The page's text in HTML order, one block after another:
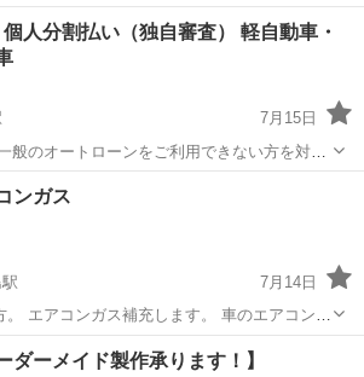
持ってる山の価値ってどうなの？」 「売却を
い…」 そんな山に関するお悩み
くださ...
他
個人分割払い（独自審査） 軽自動車・
7月15日
分割販売を行っています。 過去に支払
己破産・任意整理をされた方、生活保護を受
ンガス
7月14日
ンガス補充します。 車のエアコンは
。 車のエアコンは上鳥渡周辺まで来てもら
島駅 その他
ダーメイド製作承ります！】